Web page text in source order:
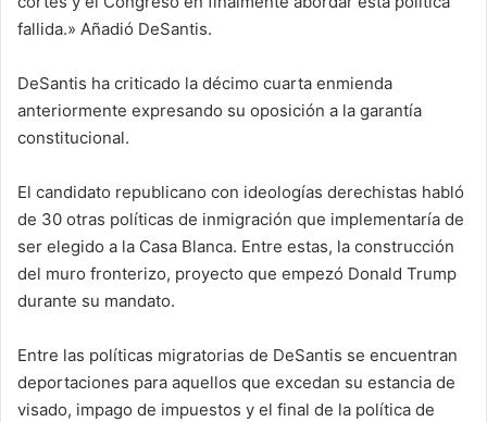
fallida.» Añadió DeSantis.
DeSantis ha criticado la décimo cuarta enmienda
anteriormente expresando su oposición a la garantía
constitucional.
El candidato republicano con ideologías derechistas habló
de 30 otras políticas de inmigración que implementaría de
ser elegido a la Casa Blanca. Entre estas, la construcción
del muro fronterizo, proyecto que empezó Donald Trump
durante su mandato.
Entre las políticas migratorias de DeSantis se encuentran
deportaciones para aquellos que excedan su estancia de
visado, impago de impuestos y el final de la política de